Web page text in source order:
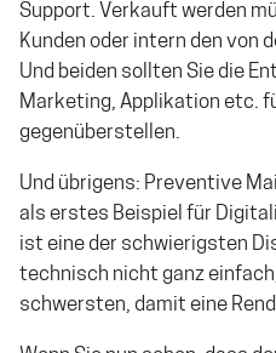
Support. Verkauft werden
Kunden oder intern den von
Und beiden sollten Sie die
Marketing, Applikation etc.
gegenüberstellen.
Und übrigens: Preventive
als erstes Beispiel für
ist eine der schwierigsten
technisch nicht ganz
schwersten, damit eine